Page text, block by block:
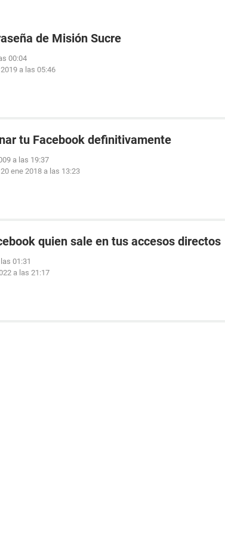
de Misión Sucre
00:04
a las 05:46
tu Facebook definitivamente
a las 19:37
20 ene 2018 a las 13:23
quien sale en tus accesos directos
01:31
a las 21:17